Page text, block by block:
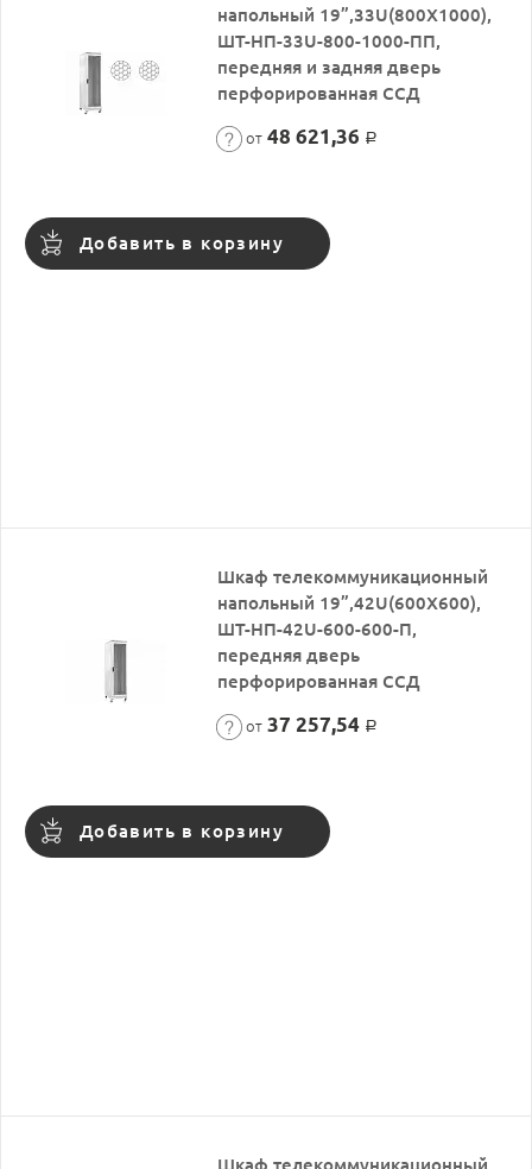
напольный 19”,33U(800X1000),
ШТ-НП-33U-800-1000-ПП,
передняя и задняя дверь
перфорированная ССД
от 48 621,36 Р
Добавить в корзину
Шкаф телекоммуникационный
напольный 19”,42U(600X600),
ШТ-НП-42U-600-600-П,
передняя дверь
перфорированная ССД
от 37 257,54 Р
Добавить в корзину
Шкаф телекоммуникационный